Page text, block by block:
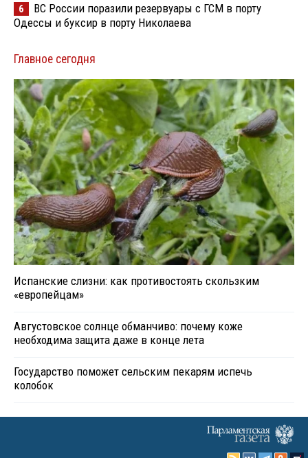
6
ВС России поразили резервуары с ГСМ в порту
Одессы и буксир в порту Николаева
Главное сегодня
Испанские слизни: как противостоять скользким
«европейцам»
Августовское солнце обманчиво: почему коже
необходима защита даже в конце лета
Государство поможет сельским пекарям испечь
колобок